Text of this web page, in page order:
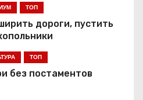
ТОП
дороги, пустить
ТОП
без постаментов